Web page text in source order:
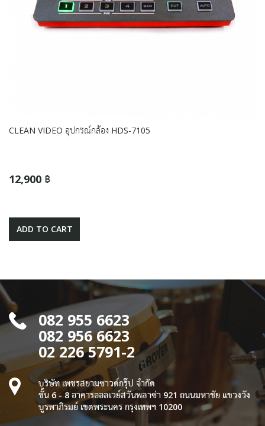
CLEAN VIDEO อุปกรณ์กล้อง HDS-7105
12,900 ฿
ADD TO CART
082 955 6623
082 956 6623
02 226 5791-2
บริษัท เพชรสยามซาวด์กรุ๊ป จำกัด
ชั้น 6 - 8 อาคารออลเวย์สวันพลาซ่า 921 ถนนมหาชัย แขวงวัง
บูรพาภิรมย์ เขตพระนคร กรุงเทพฯ 10200